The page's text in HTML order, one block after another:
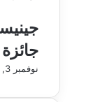
جائزة
نوفمبر 3, 2022